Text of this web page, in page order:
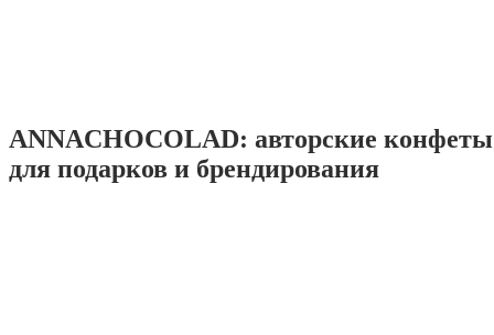
ANNACHOCOLAD: авторские
для подарков и брендирования